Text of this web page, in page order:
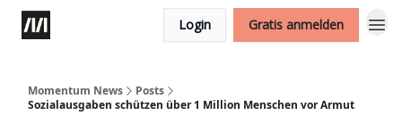
Login Gratis anmelden
Momentum News
Posts
Sozialausgaben schützen über 1 Million Menschen vor Armut